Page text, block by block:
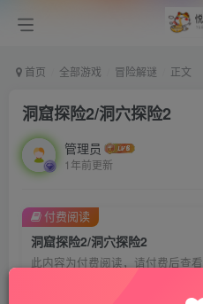
首页 全部游戏 冒险解谜 正文
洞窟探险2/洞穴探险2
管理员
1年前更新
洞窟探险2/洞穴探险2
此内容为付费阅读，请付费后查看
付费阅读